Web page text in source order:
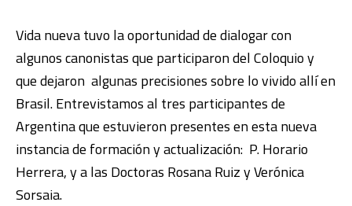
Vida nueva tuvo la oportunidad de dialogar con
algunos canonistas que participaron del Coloquio y
que dejaron algunas precisiones sobre lo vivido allí en
Brasil. Entrevistamos al tres participantes de
Argentina que estuvieron presentes en esta nueva
instancia de formación y actualización: P. Horario
Herrera, y a las Doctoras Rosana Ruiz y Verónica
Sorsaia.